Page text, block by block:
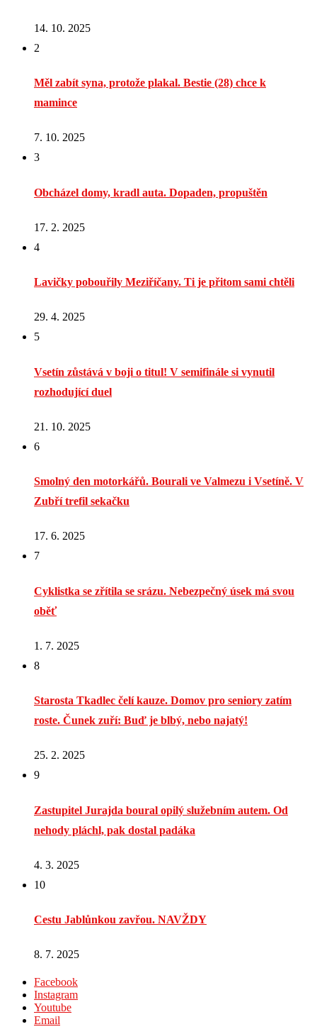
14. 10. 2025
2
Měl zabít syna, protože plakal. Bestie (28) chce k
mamince
7. 10. 2025
3
Obcházel domy, kradl auta. Dopaden, propuštěn
17. 2. 2025
4
Lavičky pobouřily Meziříčany. Ti je přitom sami chtěli
29. 4. 2025
5
Vsetín zůstává v boji o titul! V semifinále si vynutil
rozhodující duel
21. 10. 2025
6
Smolný den motorkářů. Bourali ve Valmezu i Vsetíně. V
Zubří trefil sekačku
17. 6. 2025
7
Cyklistka se zřítila se srázu. Nebezpečný úsek má svou
oběť
1. 7. 2025
8
Starosta Tkadlec čelí kauze. Domov pro seniory zatím
roste. Čunek zuří: Buď je blbý, nebo najatý!
25. 2. 2025
9
Zastupitel Jurajda boural opilý služebním autem. Od
nehody pláchl, pak dostal padáka
4. 3. 2025
10
Cestu Jablůnkou zavřou. NAVŽDY
8. 7. 2025
Facebook
Instagram
Youtube
Email